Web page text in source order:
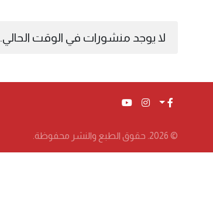
لا يوجد منشورات في الوقت الحالي.
© 2026. حقوق الطبع والنشر محفوظة.